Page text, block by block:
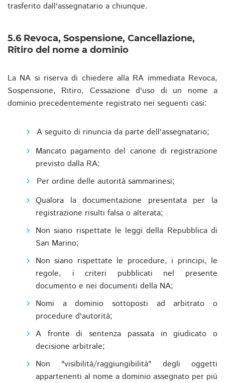
trasferito dall'assegnatario a chiunque.
5.6 Revoca, Sospensione, Cancellazione,
Ritiro del nome a dominio
La NA si riserva di chiedere alla RA immediata Revoca,
Sospensione, Ritiro, Cessazione d'uso di un nome a
dominio precedentemente registrato nei seguenti casi:
A seguito di rinuncia da parte dell'assegnatario;
Mancato pagamento del canone di registrazione
previsto dalla RA;
Per ordine delle autorità sammarinesi;
Qualora la documentazione presentata per la
registrazione risulti falsa o alterata;
Non siano rispettate le leggi della Repubblica di
San Marino;
Non siano rispettate le procedure, i principi, le
regole, i criteri pubblicati nel presente
documento e nei documenti della NA;
Nomi a dominio sottoposti ad arbitrato o
procedure d'autorità;
A fronte di sentenza passata in giudicato o
decisione arbitrale;
Non "visibilità/raggiungibilità" degli oggetti
appartenenti al nome a dominio assegnato per più